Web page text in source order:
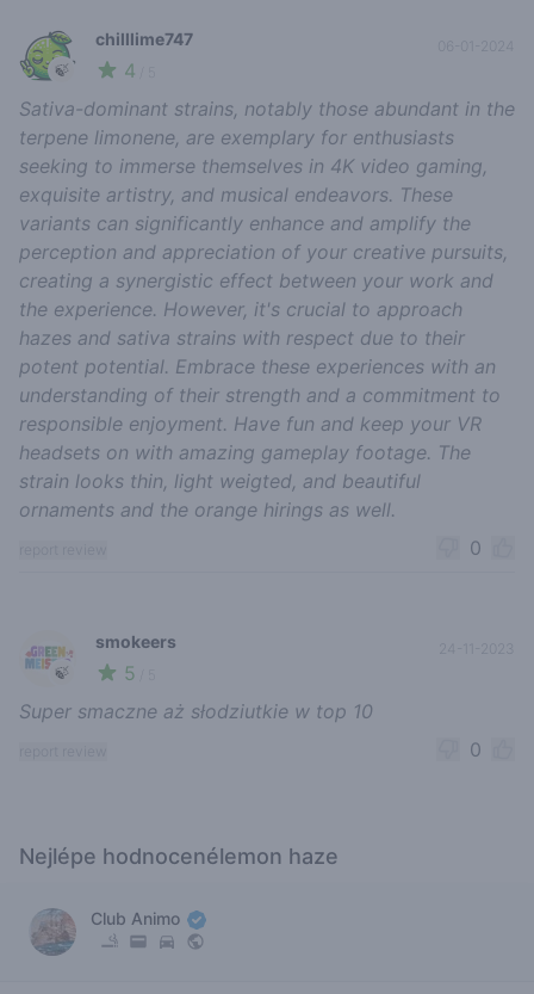
🍃
chilllime747
4
Sativa-dominant strains, notably those abundant in the
terpene limonene, are exemplary for enthusiasts
seeking to immerse themselves in 4K video gaming,
exquisite artistry, and musical endeavors. These
variants can significantly enhance and amplify the
perception and appreciation of your creative pursuits,
creating a synergistic effect between your work and
the experience. However, it's crucial to approach
hazes and sativa strains with respect due to their
potent potential. Embrace these experiences with an
understanding of their strength and a commitment to
responsible enjoyment. Have fun and keep your VR
headsets on with amazing gameplay footage. The
strain looks thin, light weigted, and beautiful
ornaments and the orange hirings as well.
0
🍃
smokeers
5
24-11-2023
Super smaczne aż słodziutkie w top 10
0
Nejlépe hodnocenélemon haze
Club Animo